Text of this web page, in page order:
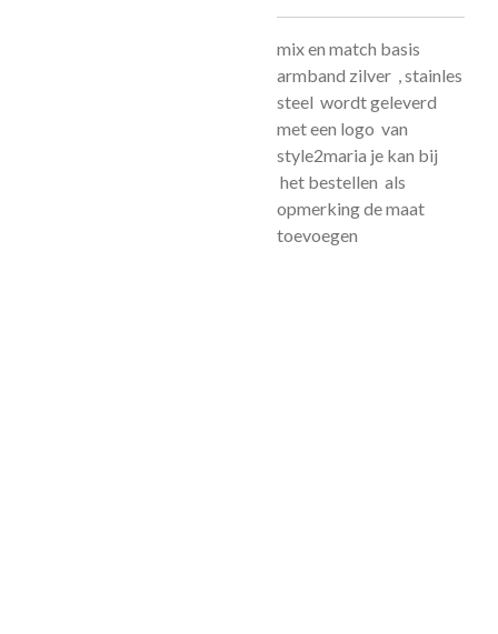
mix en match basis
armband zilver , stainles
steel wordt geleverd
met een logo van
style2maria je kan bij
het bestellen als
opmerking de maat
toevoegen